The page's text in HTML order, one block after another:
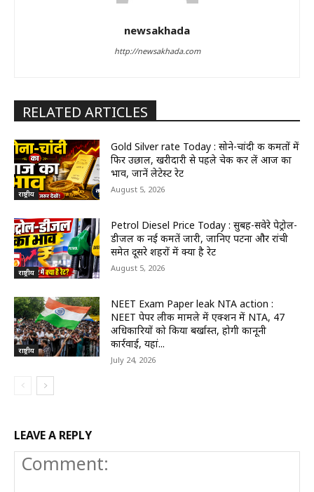
newsakhada
http://newsakhada.com
RELATED ARTICLES
राष्ट्रीय
Gold Silver rate Today : सोने-चांदी की कीमतों में
फिर उछाल, खरीदारी से पहले चेक कर लें आज का
भाव, जानें लेटेस्ट रेट
August 5, 2026
राष्ट्रीय
Petrol Diesel Price Today : सुबह-सवेरे पेट्रोल-
डीजल की नई कीमतें जारी, जानिए पटना और रांची
समेत दूसरे शहरों में क्या है रेट
August 5, 2026
राष्ट्रीय
NEET Exam Paper leak NTA action :
NEET पेपर लीक मामले में एक्शन में NTA, 47
अधिकारियों को किया बर्खास्त, होगी कानूनी
कार्रवाई, यहां...
July 24, 2026
LEAVE A REPLY